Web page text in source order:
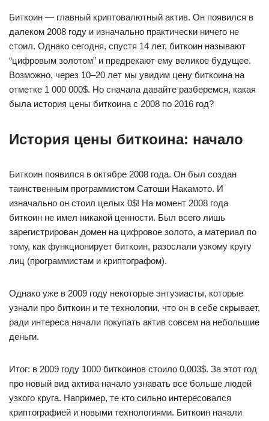
Биткоин — главный криптовалютный актив. Он появился в
далеком 2008 году и изначально практически ничего не
стоил. Однако сегодня, спустя 14 лет, биткоин называют
“цифровым золотом” и предрекают ему великое будущее.
Возможно, через 10–20 лет мы увидим цену биткоина на
отметке 1 000 000$. Но сначала давайте разберемся, какая
была история цены биткоина с 2008 по 2016 год?
История цены биткоина: начало
Биткоин появился в октябре 2008 года. Он был создан
таинственным программистом Сатоши Накамото. И
изначально он стоил целых 0$! На момент 2008 года
биткоин не имел никакой ценности. Был всего лишь
зарегистрирован домен на цифровое золото, а материал по
тому, как функционирует биткоин, разослали узкому кругу
лиц (программистам и криптографом).
Однако уже в 2009 году некоторые энтузиасты, которые
узнали про биткоин и те технологии, что он в себе скрывает,
ради интереса начали покупать актив совсем на небольшие
деньги.
Итог: в 2009 году 1000 биткоинов стоило 0,003$. За этот год
про новый вид актива начало узнавать все больше людей
узкого круга. Например, те кто сильно интересовался
криптографией и новыми технологиями. Биткоин начали